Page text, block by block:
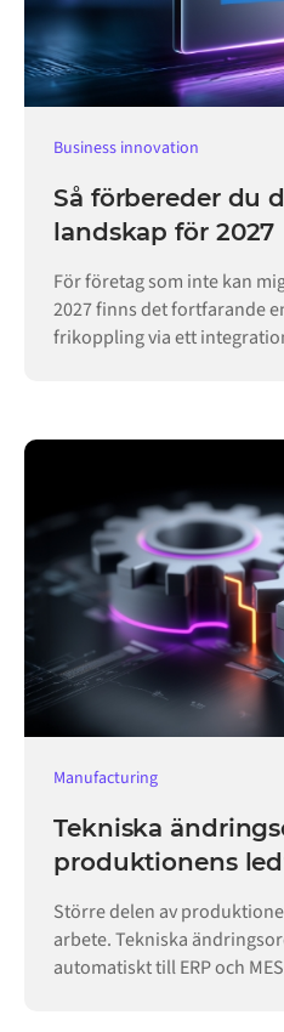
Business innovation
Så förbereder du
landskap för 2027
För företag som inte kan
2027 finns det fortfarande
frikoppling via ett
Manufacturing
Tekniska
produktionens
Större delen av
arbete. Tekniska
automatiskt till ERP och